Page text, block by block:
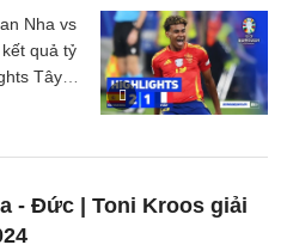
Nha vs
quả tỷ
Tây
- Đức | Toni Kroos giải